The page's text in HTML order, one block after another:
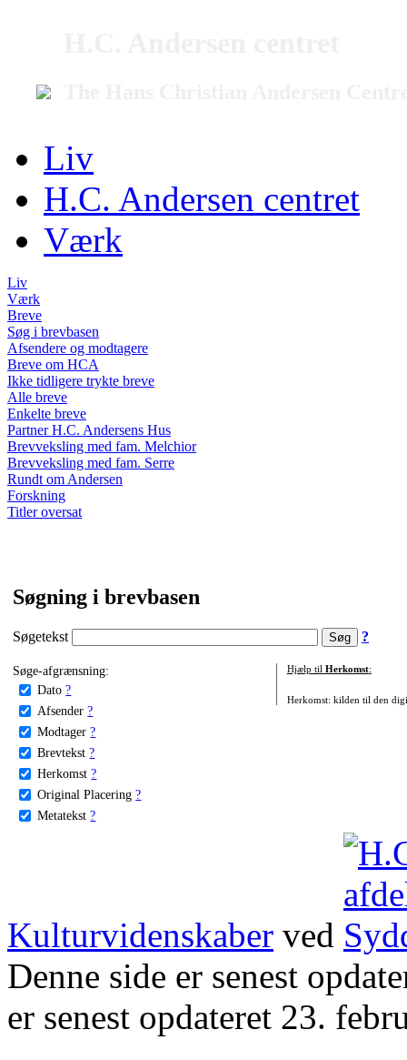
Liv
H.C. Andersen centret
Værk
Liv
Værk
Breve
Søg i brevbasen
Afsendere og modtagere
Breve om HCA
Ikke tidligere trykte breve
Alle breve
Enkelte breve
Partner H.C. Andersens Hus
Brevveksling med fam. Melchior
Brevveksling med fam. Serre
Rundt om Andersen
Forskning
Titler oversat
Søgning i brevbasen
Søgetekst ?
Søge-afgrænsning:
Dato ?
Afsender ?
Modtager ?
Brevtekst ?
Herkomst ?
Original Placering ?
Metatekst ?
Hjælp til Herkomst:
Herkomst: kilden til den
Kulturvidenskaber ved
Denne side er senest
er senest opdateret 23.